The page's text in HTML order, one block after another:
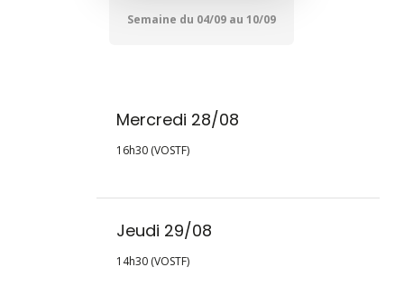
Semaine du 04/09 au 10/09
Mercredi 28/08
16h30 (VOSTF)
Jeudi 29/08
14h30 (VOSTF)